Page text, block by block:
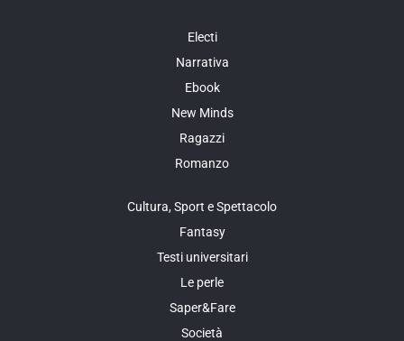
Electi
Narrativa
Ebook
New Minds
Ragazzi
Romanzo
Cultura, Sport e Spettacolo
Fantasy
Testi universitari
Le perle
Saper&Fare
Società